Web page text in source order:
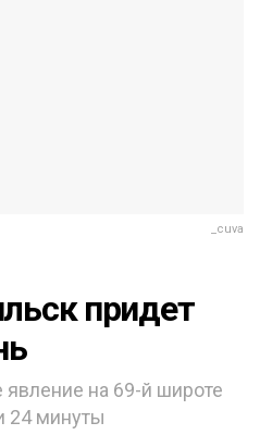
_cuva
придет
на 69-й широте
24 минуты